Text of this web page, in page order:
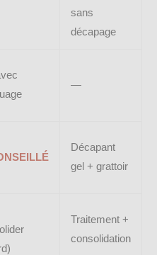
sans
décapage
—
Décapant
gel + grattoir
Traitement +
consolidation